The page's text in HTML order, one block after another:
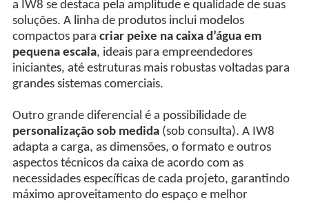
a IW8 se destaca pela amplitude e qualidade de suas
soluções. A linha de produtos inclui modelos
compactos para criar peixe na caixa d’água em
pequena escala, ideais para empreendedores
iniciantes, até estruturas mais robustas voltadas para
grandes sistemas comerciais.
Outro grande diferencial é a possibilidade de
personalização sob medida(sob consulta). A IW8
adapta a carga, as dimensões, o formato e outros
aspectos técnicos da caixa de acordo com as
necessidades específicas de cada projeto, garantindo
máximo aproveitamento do espaço e melhor